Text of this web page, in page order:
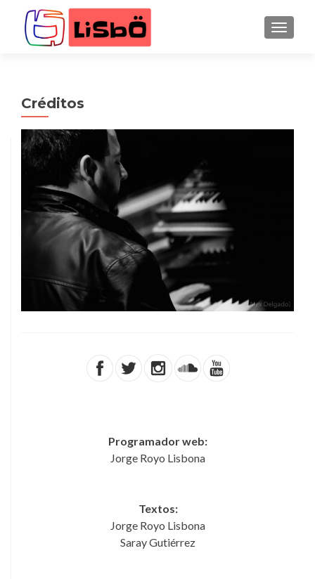
Créditos
Programador web:
Jorge Royo Lisbona
Textos:
Jorge Royo Lisbona
Saray Gutiérrez